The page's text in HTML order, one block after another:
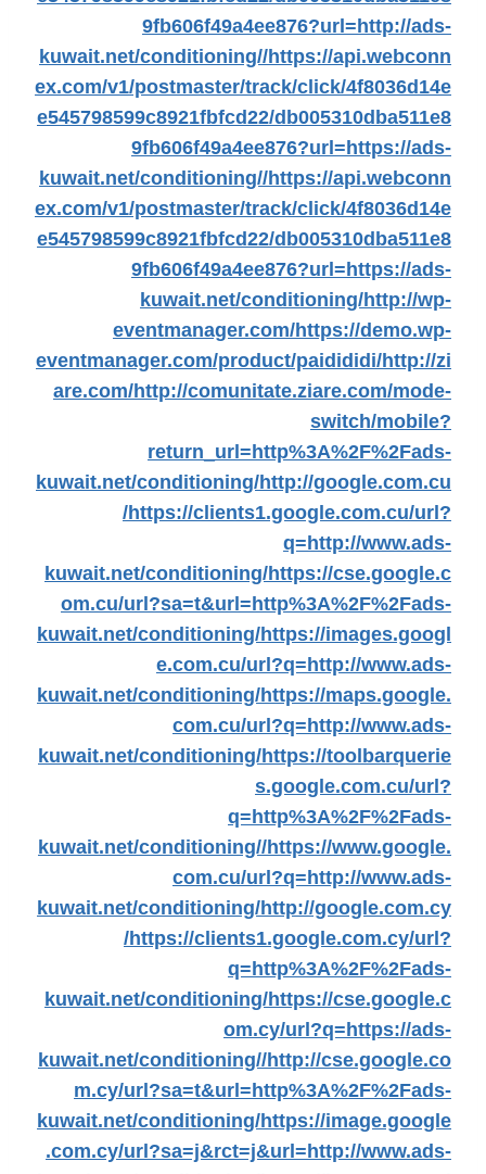
9fb606f49a4ee876?url=http://ads-
kuwait.net/conditioning//https://api.webconn
ex.com/v1/postmaster/track/click/4f8036d14e
e545798599c8921fbfcd22/db005310dba511e8
9fb606f49a4ee876?url=https://ads-
kuwait.net/conditioning//https://api.webconn
ex.com/v1/postmaster/track/click/4f8036d14e
e545798599c8921fbfcd22/db005310dba511e8
9fb606f49a4ee876?url=https://ads-
kuwait.net/conditioning/http://wp-
eventmanager.com/https://demo.wp-
eventmanager.com/product/paidididi/http://zi
are.com/http://comunitate.ziare.com/mode-
switch/mobile?
return_url=http%3A%2F%2Fads-
kuwait.net/conditioning/http://google.com.cu
/https://clients1.google.com.cu/url?
q=http://www.ads-
kuwait.net/conditioning/https://cse.google.c
om.cu/url?sa=t&url=http%3A%2F%2Fads-
kuwait.net/conditioning/https://images.googl
e.com.cu/url?q=http://www.ads-
kuwait.net/conditioning/https://maps.google.
com.cu/url?q=http://www.ads-
kuwait.net/conditioning/https://toolbarquerie
s.google.com.cu/url?
q=http%3A%2F%2Fads-
kuwait.net/conditioning//https://www.google.
com.cu/url?q=http://www.ads-
kuwait.net/conditioning/http://google.com.cy
/https://clients1.google.com.cy/url?
q=http%3A%2F%2Fads-
kuwait.net/conditioning/https://cse.google.c
om.cy/url?q=https://ads-
kuwait.net/conditioning//http://cse.google.co
m.cy/url?sa=t&url=http%3A%2F%2Fads-
kuwait.net/conditioning/https://image.google
.com.cy/url?sa=j&rct=j&url=http://www.ads-